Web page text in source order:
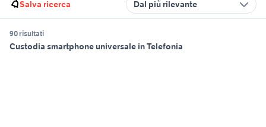
Salva ricerca Dal più rilevante
90 risultati
Custodia smartphone universale in Telefonia